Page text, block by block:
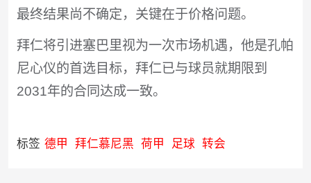
最终结果尚不确定，关键在于价格问题。
拜仁将引进塞巴里视为一次市场机遇，他是孔帕
尼心仪的首选目标，拜仁已与球员就期限到
2031年的合同达成一致。
标签 德甲 拜仁慕尼黑 荷甲 足球 转会